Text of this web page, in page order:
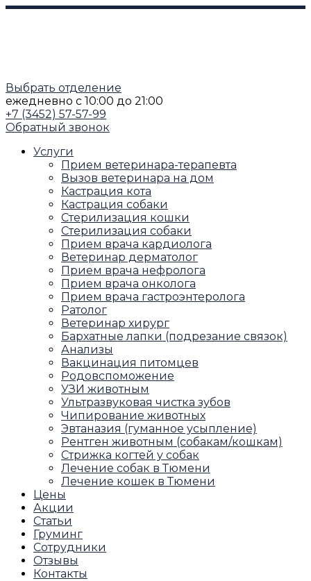
Выбрать отделение
ежедневно с 10:00 до 21:00
+7 (3452) 57-57-99
Обратный звонок
Услуги
Прием ветеринара-терапевта
Вызов ветеринара на дом
Кастрация кота
Кастрация собаки
Стерилизация кошки
Стерилизация собаки
Прием врача кардиолога
Ветеринар дерматолог
Прием врача нефролога
Прием врача онколога
Прием врача гастроэнтеролога
Ратолог
Ветеринар хирург
Бархатные лапки (подрезание связок)
Анализы
Вакцинация питомцев
Родовспоможение
УЗИ животным
Ультразвуковая чистка зубов
Чипирование животных
Эвтаназия (гуманное усыпление)
Рентген животным (собакам/кошкам)
Стрижка когтей у собак
Лечение собак в Тюмени
Лечение кошек в Тюмени
Цены
Акции
Статьи
Груминг
Сотрудники
Отзывы
Контакты